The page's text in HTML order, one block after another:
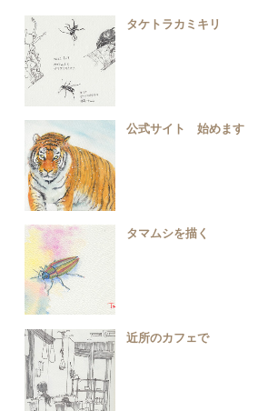
タケトラカミキリ
公式サイト 始めます
タマムシを描く
近所のカフェで